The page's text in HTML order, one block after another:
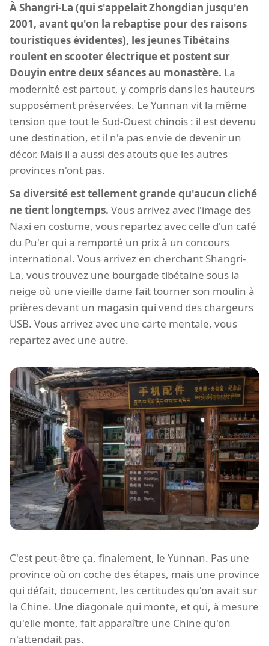
À Shangri-La (qui s'appelait Zhongdian jusqu'en
2001, avant qu'on la rebaptise pour des raisons
touristiques évidentes), les jeunes Tibétains
roulent en scooter électrique et postent sur
Douyin entre deux séances au monastère. La
modernité est partout, y compris dans les hauteurs
supposément préservées. Le Yunnan vit la même
tension que tout le Sud-Ouest chinois : il est devenu
une destination, et il n'a pas envie de devenir un
décor. Mais il a aussi des atouts que les autres
provinces n'ont pas.
Sa diversité est tellement grande qu'aucun cliché
ne tient longtemps. Vous arrivez avec l'image des
Naxi en costume, vous repartez avec celle d'un café
du Pu'er qui a remporté un prix à un concours
international. Vous arrivez en cherchant Shangri-
La, vous trouvez une bourgade tibétaine sous la
neige où une vieille dame fait tourner son moulin à
prières devant un magasin qui vend des chargeurs
USB. Vous arrivez avec une carte mentale, vous
repartez avec une autre.
C'est peut-être ça, finalement, le Yunnan. Pas une
province où on coche des étapes, mais une province
qui défait, doucement, les certitudes qu'on avait sur
la Chine. Une diagonale qui monte, et qui, à mesure
qu'elle monte, fait apparaître une Chine qu'on
n'attendait pas.